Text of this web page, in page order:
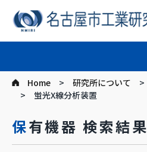
Home 研究所について
蛍光X線分析装置
保有機器 検索結果